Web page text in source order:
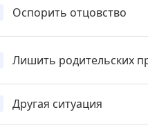
Оспорить отцовство
Лишить родительских
Другая ситуация